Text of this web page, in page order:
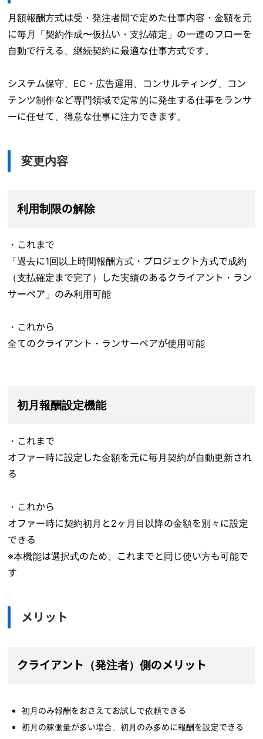
月額報酬方式は受・発注者間で定めた仕事内容・金額を元
に毎月「契約作成〜仮払い・支払確定」の一連のフローを
自動で行える、継続契約に最適な仕事方式です。
システム保守、EC・広告運用、コンサルティング、コン
テンツ制作など専門領域で定常的に発生する仕事をランサ
ーに任せて、得意な仕事に注力できます。
変更内容
利用制限の解除
・これまで
「過去に1回以上時間報酬方式・プロジェクト方式で成約
（支払確定まで完了）した実績のあるクライアント・ラン
サーペア」のみ利用可能
・これから
全てのクライアント・ランサーペアが使用可能
初月報酬設定機能
・これまで
オファー時に設定した金額を元に毎月契約が自動更新され
る
・これから
オファー時に契約初月と2ヶ月目以降の金額を別々に設定
できる
※本機能は選択式のため、これまでと同じ使い方も可能で
す
メリット
クライアント（発注者）側のメリット
初月のみ報酬をおさえてお試しで依頼できる
初月の稼働量が多い場合、初月のみ多めに報酬を設定できる